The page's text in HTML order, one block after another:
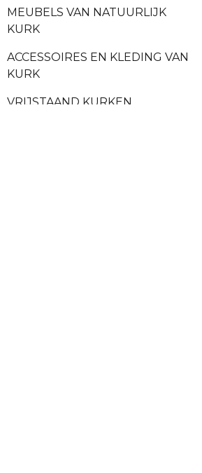
MEUBELS VAN NATUURLIJK
KURK
ACCESSOIRES EN KLEDING VAN
KURK
VRIJSTAAND KURKEN